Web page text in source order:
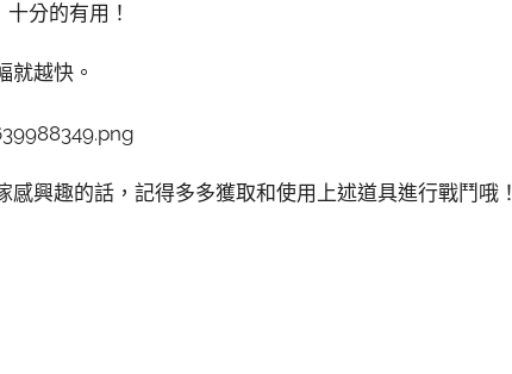
分的有用！
就越快。
興趣的話，記得多多獲取和使用上述道具進行戰鬥哦！